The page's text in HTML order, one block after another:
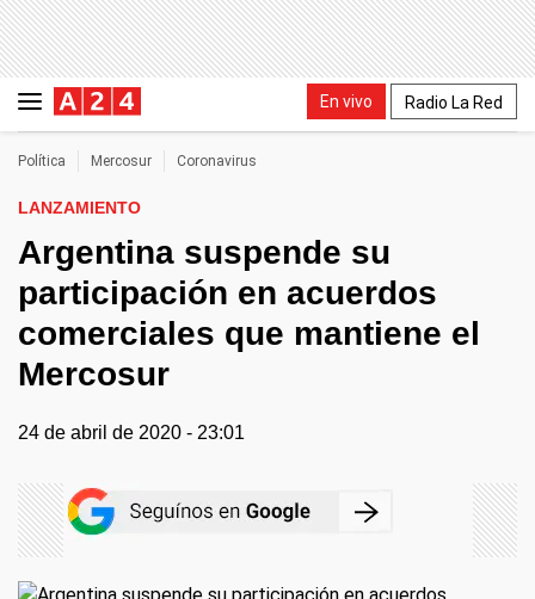
En vivo Radio La Red
Política Mercosur Coronavirus
LANZAMIENTO
Argentina suspende su
participación en acuerdos
comerciales que mantiene el
Mercosur
24 de abril de 2020 - 23:01